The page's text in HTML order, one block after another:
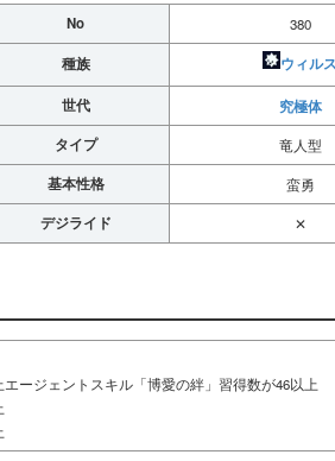
No 380
種族 ウィルス
世代 究極体
タイプ 竜人型
基本性格 蛮勇
デジライド ✕
ージェントスキル「博愛の絆」習得数が46以上